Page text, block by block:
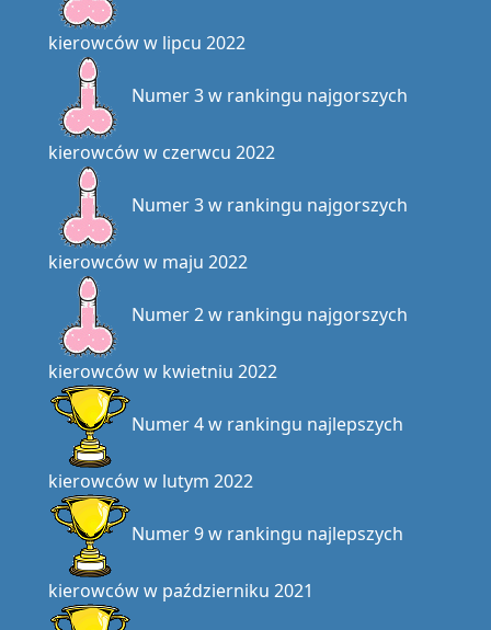
kierowców w lipcu 2022
Numer 3 w rankingu najgorszych
kierowców w czerwcu 2022
Numer 3 w rankingu najgorszych
kierowców w maju 2022
Numer 2 w rankingu najgorszych
kierowców w kwietniu 2022
Numer 4 w rankingu najlepszych
kierowców w lutym 2022
Numer 9 w rankingu najlepszych
kierowców w październiku 2021